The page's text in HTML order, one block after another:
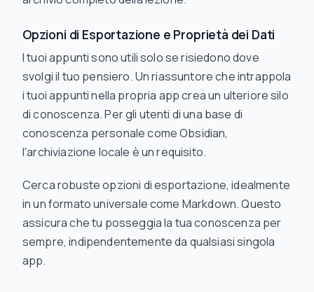
Opzioni di Esportazione e Proprietà dei Dati
I tuoi appunti sono utili solo se risiedono dove
svolgi il tuo pensiero. Un riassuntore che intrappola
i tuoi appunti nella propria app crea un ulteriore silo
di conoscenza. Per gli utenti di una base di
conoscenza personale come Obsidian,
l'archiviazione locale è un requisito.
Cerca robuste opzioni di esportazione, idealmente
in un formato universale come Markdown. Questo
assicura che tu posseggia la tua conoscenza per
sempre, indipendentemente da qualsiasi singola
app.